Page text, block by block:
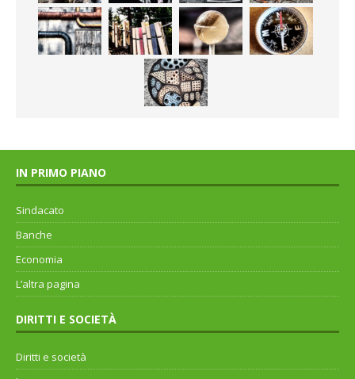
IN PRIMO PIANO
Sindacato
Banche
Economia
L’altra pagina
DIRITTI E SOCIETÀ
Diritti e società